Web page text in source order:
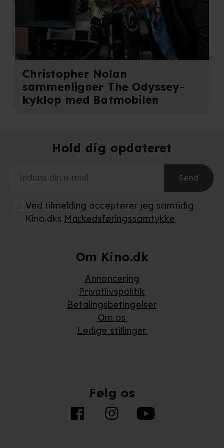
behandling af dine personoplysninger i både vores
cookiepolitik
Christopher Nolan
sammenligner The Odyssey-
kyklop med Batmobilen
Hold dig opdateret
Send
Ved tilmelding accepterer jeg samtidig
Kino.dks Markedsføringssamtykke
Om Kino.dk
Annoncering
Privatlivspolitik
Betalingsbetingelser
Om os
Ledige stillinger
Følg os